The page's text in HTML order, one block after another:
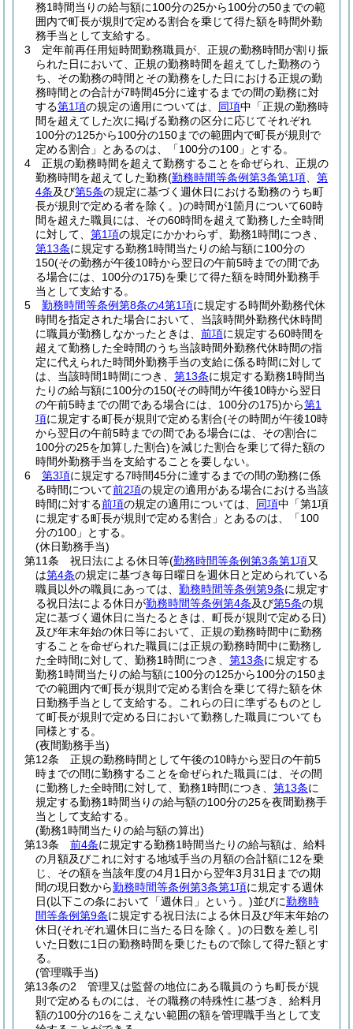
務1時間当りの給与額に100分の25から100分の50までの範
囲内で町長が規則で定める割合を乗じて得た額を時間外勤
務手当として支給する。
3
定年前再任用短時間勤務職員が、正規の勤務時間が割り振
られた日において、正規の勤務時間を超えてした勤務のう
ち、その勤務の時間とその勤務をした日における正規の勤
務時間との合計が7時間45分に達するまでの間の勤務に対
する第1項の規定の適用については、 同項中「正規の勤務時
間を超えてした次に掲げる勤務の区分に応じてそれぞれ
100分の125から100分の150までの範囲内で町長が規則で
定める割合」とあるのは、「100分の100」とする。
4
正規の勤務時間を超えて勤務することを命ぜられ、正規の
勤務時間を超えてした勤務(勤務時間等条例第3条第1項
第
4条及び第5条の規定に基づく週休日における勤務のうち町
長が規則で定める者を除く。)の時間が1箇月について60時
間を超えた職員には、その60時間を超えて勤務した全時間
に対して、 第1項の規定にかかわらず、勤務1時間につき、
第13条に規定する勤務1時間当たりの給与額に100分の
150(その勤務が午後10時から翌日の午前5時までの間であ
る場合には、100分の175)を乗じて得た額を時間外勤務手
当として支給する。
5
勤務時間等条例第8条の4第1項に規定する時間外勤務代休
時間を指定された場合において、当該時間外勤務代休時間
に職員が勤務しなかったときは、 前項に規定する60時間を
超えて勤務した全時間のうち当該時間外勤務代休時間の指
定に代えられた時間外勤務手当の支給に係る時間に対して
は、当該時間1時間につき、 第13条に規定する勤務1時間当
たりの給与額に100分の150(その時間が午後10時から翌日
の午前5時までの間である場合には、100分の175)から第1
項に規定する町長が規則で定める割合(その時間が午後10時
から翌日の午前5時までの間である場合には、その割合に
100分の25を加算した割合)を減じた割合を乗じて得た額の
時間外勤務手当を支給することを要しない。
6
第3項に規定する7時間45分に達するまでの間の勤務に係
る時間について前2項の規定の適用がある場合における当該
時間に対する前項の規定の適用については、 同項中「第1項
に規定する町長が規則で定める割合」とあるのは、「100
分の100」とする。
(休日勤務手当)
第11条
祝日法による休日等(勤務時間等条例第3条第1項又
は第4条の規定に基づき毎日曜日を週休日と定められている
職員以外の職員にあっては、 勤務時間等条例第9条に規定す
る祝日法による休日が勤務時間等条例第4条及び第5条の規
定に基づく週休日に当たるときは、町長が規則で定める日)
及び年末年始の休日等において、正規の勤務時間中に勤務
することを命ぜられた職員には正規の勤務時間中に勤務し
た全時間に対して、勤務1時間につき、 第13条に規定する
勤務1時間当たりの給与額に100分の125から100分の150ま
での範囲内で町長が規則で定める割合を乗じて得た額を休
日勤務手当として支給する。
これらの日に準ずるものとし
て町長が規則で定める日において勤務した職員についても
同様とする。
(夜間勤務手当)
第12条
正規の勤務時間として午後の10時から翌日の午前5
時までの間に勤務することを命ぜられた職員には、その間
に勤務した全時間に対して、勤務1時間につき、 第13条に
規定する勤務1時間当りの給与額の100分の25を夜間勤務手
当として支給する。
(勤務1時間当たりの給与額の算出)
第13条
前4条に規定する勤務1時間当たりの給与額は、給料
の月額及びこれに対する地域手当の月額の合計額に12を乗
じ、その額を当該年度の4月1日から翌年3月31日までの期
間の現日数から勤務時間等条例第3条第1項に規定する週休
日(以下この条において「週休日」という。)並びに勤務時
間等条例第9条に規定する祝日法による休日及び年末年始の
休日(それぞれ週休日に当たる日を除く。)の日数を差し引
いた日数に1日の勤務時間を乗じたもので除して得た額とす
る。
(管理職手当)
第13条の2
管理又は監督の地位にある職員のうち町長が規
則で定めるものには、その職務の特殊性に基づき、給料月
額の100分の16をこえない範囲の額を管理職手当として支